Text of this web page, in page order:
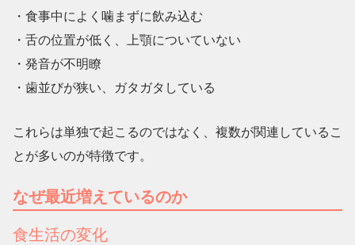
・食事中によく噛まずに飲み込む
・舌の位置が低く、上顎についていない
・発音が不明瞭
・歯並びが狭い、ガタガタしている
これらは単独で起こるのではなく、複数が関連しているこ
とが多いのが特徴です。
なぜ最近増えているのか
食生活の変化